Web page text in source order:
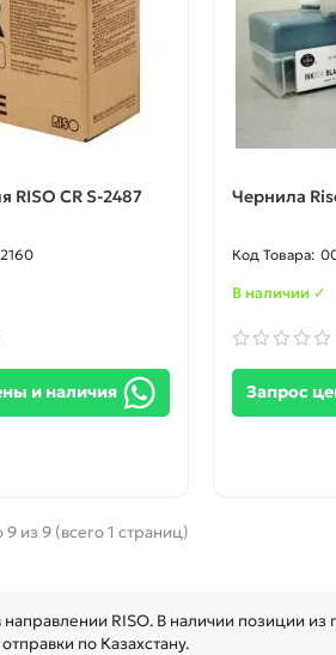
RISO CR S-2487
и наличия
Чернила
В наличии ✓
Запрос
9 из 9 (всего 1 страниц)
RISO. В наличии позиции из
по Казахстану.